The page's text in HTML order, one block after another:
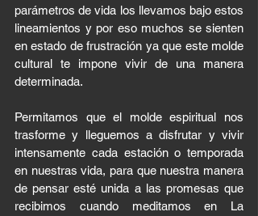
parámetros de vida los llevamos bajo estos
lineamientos y por eso muchos se sienten
en estado de frustración ya que este molde
cultural te impone vivir de una manera
determinada.
Permitamos que el molde espiritual nos
trasforme y lleguemos a disfrutar y vivir
intensamente cada estación o temporada
en nuestras vida, para que nuestra manera
de pensar esté unida a las promesas que
recibimos cuando meditamos en La